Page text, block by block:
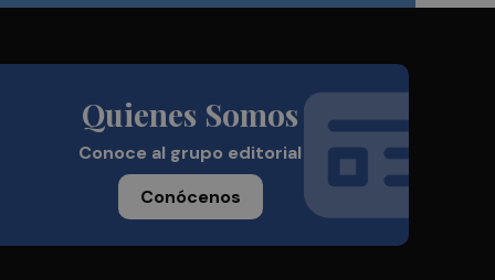
Quienes Somos
Conoce al grupo editorial
Conócenos